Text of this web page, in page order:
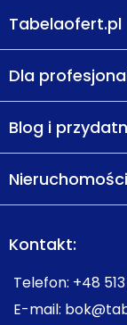
Tabelaofert.pl
Dla
Blog i
Nieruchomości
Kontakt:
Telefon: +48
E-mail: